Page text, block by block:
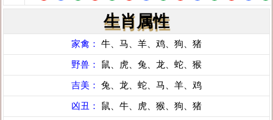
生肖属性
家禽： 牛、马、羊、鸡、狗、猪
野兽： 鼠、虎、兔、龙、蛇、猴
吉美： 兔、龙、蛇、马、羊、鸡
凶丑： 鼠、牛、虎、猴、狗、猪